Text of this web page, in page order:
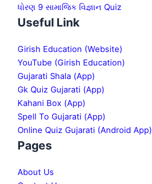
ધોરણ 9 સામાજિક વિજ્ઞાન Quiz
Useful Link
Girish Education (Website)
YouTube (Girish Education)
Gujarati Shala (App)
Gk Quiz Gujarati (App)
Kahani Box (App)
Spell To Gujarati (App)
Online Quiz Gujarati (Android App)
Pages
About Us